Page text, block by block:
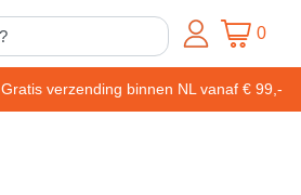
0
Gratis verzending binnen NL vanaf € 99,-